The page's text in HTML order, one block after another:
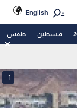
English
فلسطين طقس
1